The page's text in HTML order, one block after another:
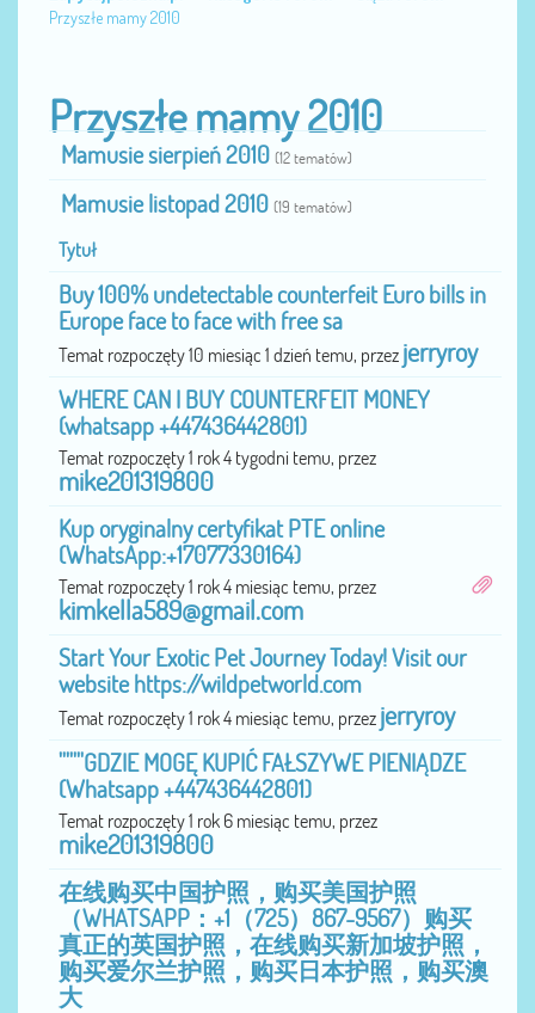
Przyszłe mamy 2010
Przyszłe mamy 2010
Mamusie sierpień 2010 (12 tematów)
Mamusie listopad 2010 (19 tematów)
Tytuł
Buy 100% undetectable counterfeit Euro bills in
Europe face to face with free sa
Temat rozpoczęty 10 miesiąc 1 dzień temu, przez jerryroy
WHERE CAN I BUY COUNTERFEIT MONEY
(‪whatsapp +447436442801)
Temat rozpoczęty 1 rok 4 tygodni temu, przez
mike201319800
Kup oryginalny certyfikat PTE online
(WhatsApp:+17077330164)
Temat rozpoczęty 1 rok 4 miesiąc temu, przez
kimkella589@gmail.com
Start Your Exotic Pet Journey Today! Visit our
website https://wildpetworld.com
Temat rozpoczęty 1 rok 4 miesiąc temu, przez jerryroy
'''''''GDZIE MOGĘ KUPIĆ FAŁSZYWE PIENIĄDZE
(Whatsapp +447436442801)
Temat rozpoczęty 1 rok 6 miesiąc temu, przez
mike201319800
在线购买中国护照，购买美国护照
（WHATSAPP：+1（725）867-9567）购买
真正的英国护照，在线购买新加坡护照，
购买爱尔兰护照，购买日本护照，购买澳
大